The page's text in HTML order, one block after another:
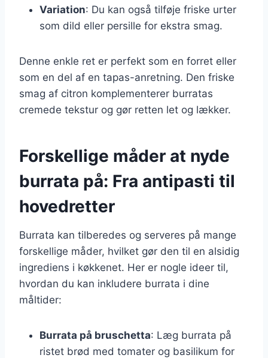
Variation: Du kan også tilføje friske urter
som dild eller persille for ekstra smag.
Denne enkle ret er perfekt som en forret eller
som en del af en tapas-anretning. Den friske
smag af citron komplementerer burratas
cremede tekstur og gør retten let og lækker.
Forskellige måder at nyde
burrata på: Fra antipasti til
hovedretter
Burrata kan tilberedes og serveres på mange
forskellige måder, hvilket gør den til en alsidig
ingrediens i køkkenet. Her er nogle ideer til,
hvordan du kan inkludere burrata i dine
måltider:
Burrata på bruschetta: Læg burrata på
ristet brød med tomater og basilikum for